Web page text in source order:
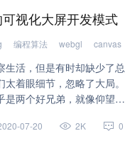
视化大屏开发模式
编程算法 webgl canvas
生活，但是有时却缺少了总
着眼细节，忽略了大局。
是两个好兄弟，就像仰望星
状态。
07-20 2K 0